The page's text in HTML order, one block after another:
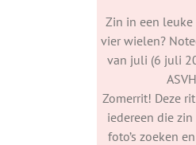
Zin in een
vier wielen?
van juli (6 juli
Zomerrit! Deze
iedereen die
foto’s zoeken